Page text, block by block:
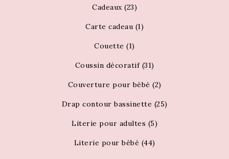
Cadeaux (23)
Carte cadeau (1)
Couette (1)
Coussin décoratif (31)
Couverture pour bébé (2)
Drap contour bassinette (25)
Literie pour adultes (5)
Literie pour bébé (44)